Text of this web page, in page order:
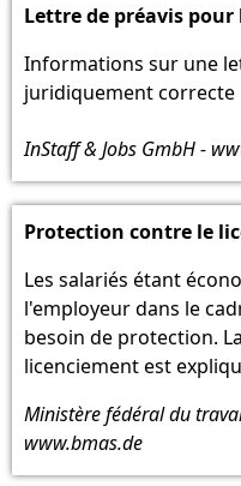
Lettre de préavis pour
Informations sur une
juridiquement correcte
InStaff & Jobs GmbH -
Protection contre le
Les salariés étant
l'employeur dans le
besoin de protection.
licenciement est
Ministère fédéral du
www.bmas.de